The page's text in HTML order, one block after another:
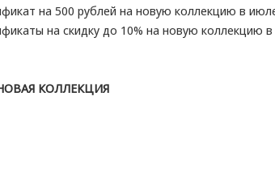
на 500 рублей на новую коллекцию в
на скидку до 10% на новую коллекцию
КОЛЛЕКЦИЯ